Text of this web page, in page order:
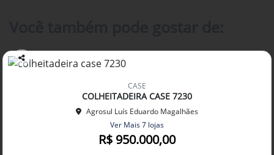
Co
CASE
COLHEITADEIRA CASE 7230
Agrosul Luís Eduardo Magalhães
Ver Mais 7 lojas
R$ 950.000,00